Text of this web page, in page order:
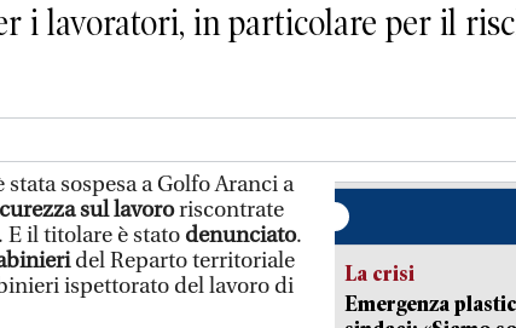
i lavoratori, in particolare per il
sospesa a Golfo Aranci a
sul lavororiscontrate
E il titolare è stato denunciato.
del Reparto territoriale
ispettorato del lavoro di
La crisi
Emergenza